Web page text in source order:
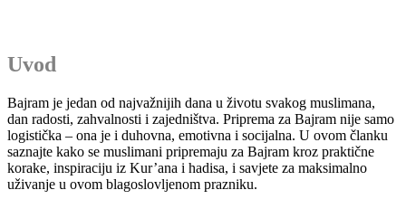
Uvod
Bajram je jedan od najvažnijih dana u životu svakog muslimana,
dan radosti, zahvalnosti i zajedništva. Priprema za Bajram nije samo
logistička – ona je i duhovna, emotivna i socijalna. U ovom članku
saznajte kako se muslimani pripremaju za Bajram kroz praktične
korake, inspiraciju iz Kur’ana i hadisa, i savjete za maksimalno
uživanje u ovom blagoslovljenom prazniku.